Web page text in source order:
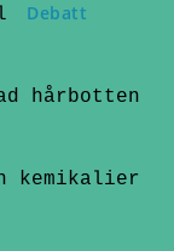
Debatt
hårbotten
kemikalier